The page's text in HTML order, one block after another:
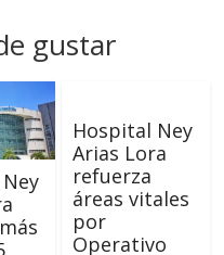
gustar
Hospital Ney
Arias Lora
refuerza
áreas vitales
por
Operativo